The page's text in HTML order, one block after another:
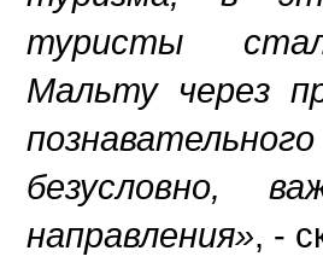
туристы
Мальту через
безусловно,
направления», -